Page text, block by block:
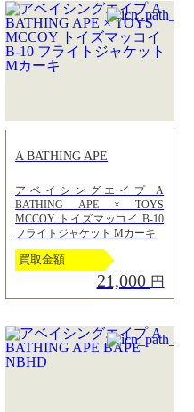
A BATHING APE
アベイシングエイプ A
BATHING APE × TOYS
MCCOY トイズマッコイ B-10
フライトジャケット Mカーキ
買取金額
21,000 円